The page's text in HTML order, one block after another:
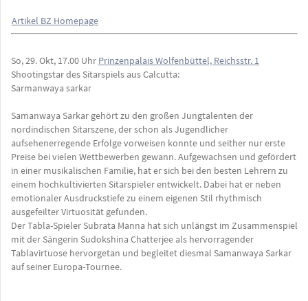
Artikel BZ Homepage
So, 29. Okt, 17.00 Uhr Prinzenpalais Wolfenbüttel, Reichsstr. 1
Shootingstar des Sitarspiels aus Calcutta:
Sarmanwaya sarkar
Samanwaya Sarkar gehört zu den großen Jungtalenten der
nordindischen Sitarszene, der schon als Jugendlicher
aufsehenerregende Erfolge vorweisen konnte und seither nur erste
Preise bei vielen Wettbewerben gewann. Aufgewachsen und gefördert
in einer musikalischen Familie, hat er sich bei den besten Lehrern zu
einem hochkultivierten Sitarspieler entwickelt. Dabei hat er neben
emotionaler Ausdruckstiefe zu einem eigenen Stil rhythmisch
ausgefeilter Virtuosität gefunden.
Der Tabla-Spieler Subrata Manna hat sich unlängst im Zusammenspiel
mit der Sängerin Sudokshina Chatterjee als hervorragender
Tablavirtuose hervorgetan und begleitet diesmal Samanwaya Sarkar
auf seiner Europa-Tournee.